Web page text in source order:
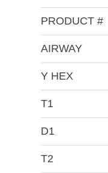
PRODUCT #
AIRWAY
Y HEX
T1
D1
T2